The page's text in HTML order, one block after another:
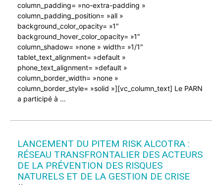
column_padding= »no-extra-padding »
column_padding_position= »all »
background_color_opacity= »1″
background_hover_color_opacity= »1″
column_shadow= »none » width= »1/1″
tablet_text_alignment= »default »
phone_text_alignment= »default »
column_border_width= »none »
column_border_style= »solid »][vc_column_text] Le PARN
a participé à …
LANCEMENT DU PITEM RISK ALCOTRA :
RÉSEAU TRANSFRONTALIER DES ACTEURS
DE LA PRÉVENTION DES RISQUES
NATURELS ET DE LA GESTION DE CRISE